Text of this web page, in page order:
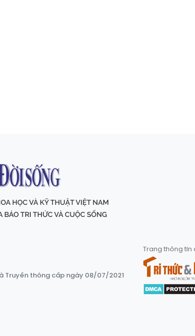
Truyền thông cấp ngày 08/07/2021
Trang thông tin